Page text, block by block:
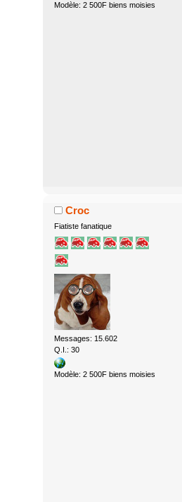
Modèle: 2 500F biens moisies
Croc
Fiatiste fanatique
Messages: 15.602
Q.I.: 30
Modèle: 2 500F biens moisies